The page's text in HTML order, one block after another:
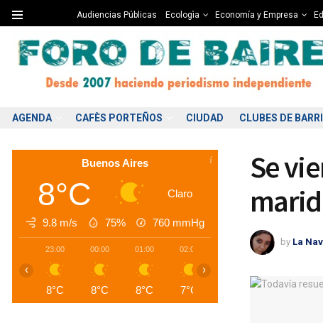
Audiencias Públicas Ecologìa Economía y Empresa
AGENDA CAFÈS PORTEÑOS CIUDAD CLUBES DE
Se
by La
Buenos Aires
8°C Claro
9.8 m/s 75% 760 mmHg
23:00
8°C
00:00
8°C
01:00
8°C
02:00
7°C
04:00
7°C
‹ ›